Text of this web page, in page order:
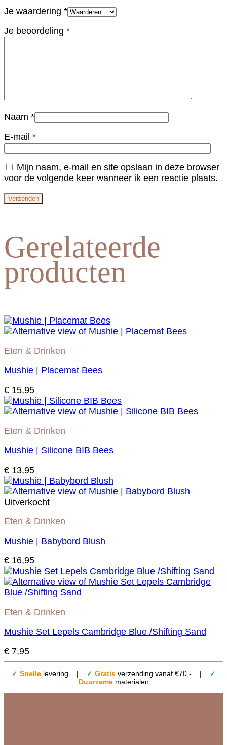
Je waardering *
Je beoordeling *
Naam *
E-mail *
Mijn naam, e-mail en site opslaan in deze browser
voor de volgende keer wanneer ik een reactie plaats.
Gerelateerde
producten
Eten & Drinken
Mushie | Placemat Bees
€ 15,95
Eten & Drinken
Mushie | Silicone BIB Bees
€ 13,95
Uitverkocht
Eten & Drinken
Mushie | Babybord Blush
€ 16,95
Eten & Drinken
Mushie Set Lepels Cambridge Blue /Shifting Sand
€ 7,95
✓ Snellelevering | ✓ Gratisverzending vanaf €70,- |
✓
Duurzamematerialen